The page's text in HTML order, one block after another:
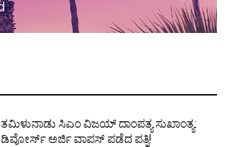
ತಮಿಳುನಾಡು ಸಿಎಂ ವಿಜಯ್‌ ದಾಂಪತ್ಯ ಸುಖಾಂತ್ಯ:
ಡಿವೋರ್ಸ್‌ ಅರ್ಜಿ ವಾಪಸ್‌ ಪಡೆದ ಪತ್ನಿ!